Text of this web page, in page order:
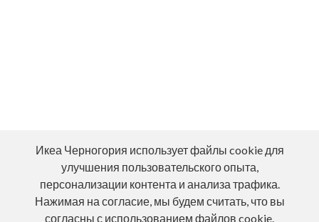
Икеа Черногория использует файлы cookie для
улучшения пользовательского опыта,
персонализации контента и анализа трафика.
Нажимая на согласие, мы будем считать, что вы
согласны с использованием файлов cookie.